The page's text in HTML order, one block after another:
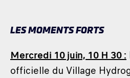
LES MOMENTS FORTS
Mercredi 10 juin, 10 H 30 :
officielle du Village